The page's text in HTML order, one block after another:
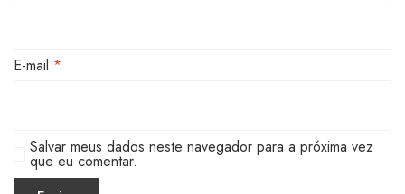
E-mail *
Salvar meus dados neste navegador para a próxima vez
que eu comentar.